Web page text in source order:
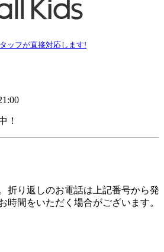
ッフが直接対応します!
！
折り返しのお電話は 上記番号から発
時間をいただく 場合がございます。